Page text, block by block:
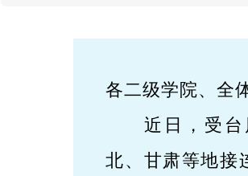
各二级学院、全
近日，受
北、甘肃等地接